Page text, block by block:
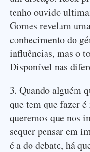
tenho ouvido
Gomes revelam
conhecimento do
influências, mas o
Disponível nas
3. Quando alguém
que tem que fazer
queremos que nos
sequer pensar em
é a do debate, há